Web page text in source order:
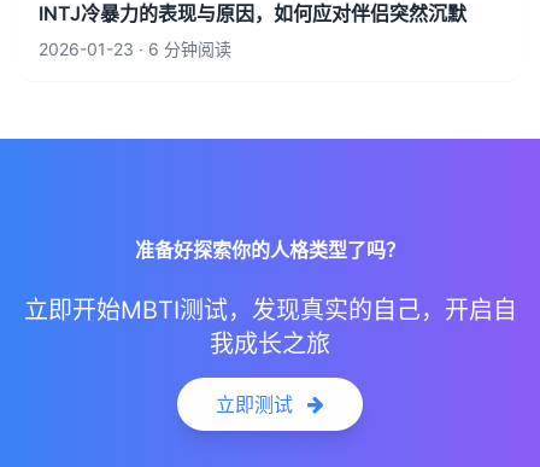
INTJ冷暴力的表现与原因，如何应对伴侣突然沉默
2026-01-23 · 6 分钟阅读
准备好探索你的人格类型了吗？
立即开始MBTI测试，发现真实的自己，开启自
我成长之旅
立即测试